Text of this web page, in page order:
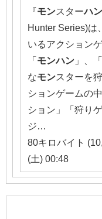
『モンスターハン
Hunter Series)は
いるアクション
「 モンハン 」、
なモンスターを
ションゲームの
ション」「狩り
ジ…
80キロバイト
(土) 00:48